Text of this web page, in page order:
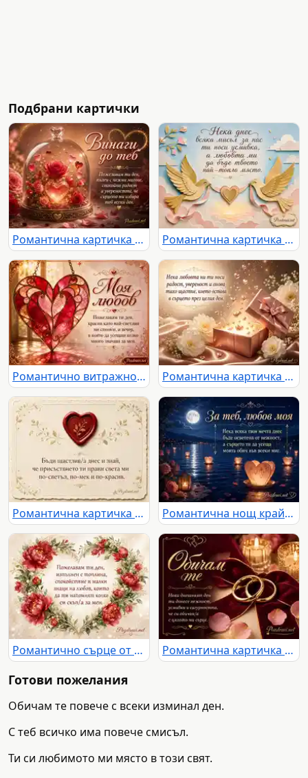
Подбрани картички
Романтична картичка „Винаги до теб“ с рози, сърца и нежно любовно послание Романтична картичка с две златни птици, сърце и нежен любовен надпис
Романтично витражно сърце с надпис „Моя любов“ и нежно любовно послание Романтична картичка с блестящ подарък, сърца, цветя и нежно послание за любов
Романтична картичка с червено сърце, златни орнаменти и нежно послание Романтична нощ край езеро с луна, рози, светещи сърца и любовно послание
Романтично сърце от червени божури с нежно послание за топлина и любов Романтична картичка „Обичам те“ със златни халки, свещи и нежно любовно послание
Готови пожелания
Обичам те повече с всеки изминал ден.
С теб всичко има повече смисъл.
Ти си любимото ми място в този свят.